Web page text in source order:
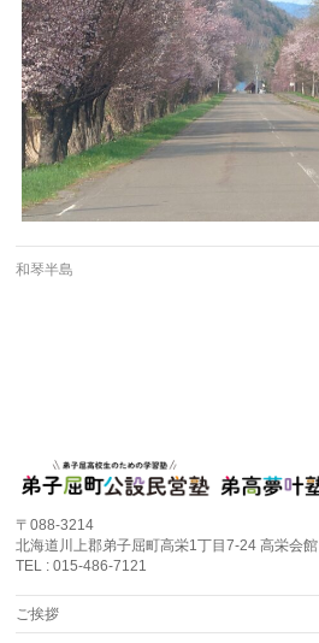
和琴半島
〒088-3214
北海道川上郡弟子屈町高栄1丁目7-24 高栄会館
TEL : 015-486-7121
ご挨拶